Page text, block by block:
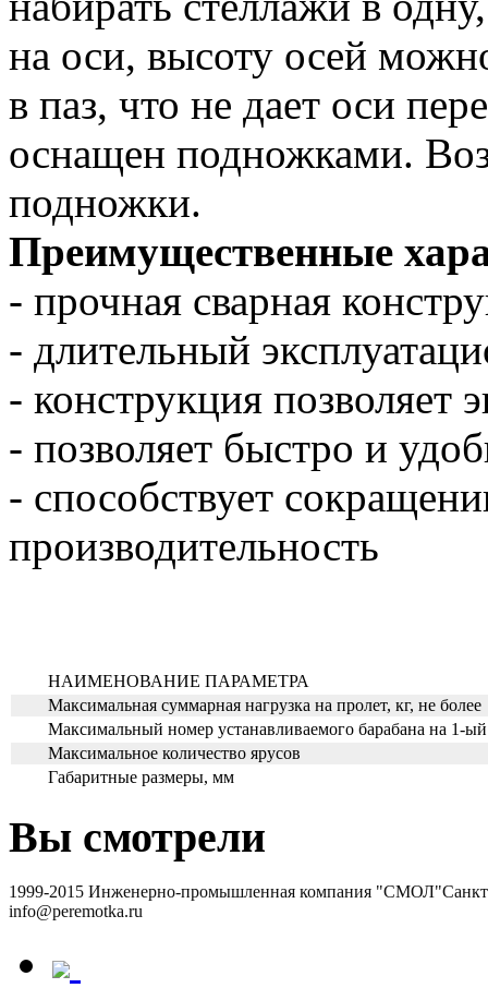
на оси, высоту осей
в паз, что не дает оси
оснащен подножками.
подножки.
Преимущественные
- прочная сварная
- длительный
- конструкция позволяет
- позволяет быстро и
- способствует
производительность
НАИМЕНОВАНИЕ ПАРАМЕТРА
Максимальная суммарная нагрузка на пролет, кг, не более
Максимальный номер устанавливаемого барабана на 1-
Максимальное количество ярусов
Габаритные размеры, мм
Вы смотрели
1999-2015 Инженерно-промышленная компания "СМОЛ"
info@peremotka.ru